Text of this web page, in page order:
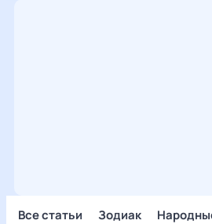
Все статьи Зодиак